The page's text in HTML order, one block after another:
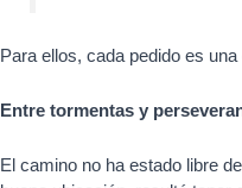
Para ellos, cada pedido es
Entre tormentas y
El camino no ha estado libre